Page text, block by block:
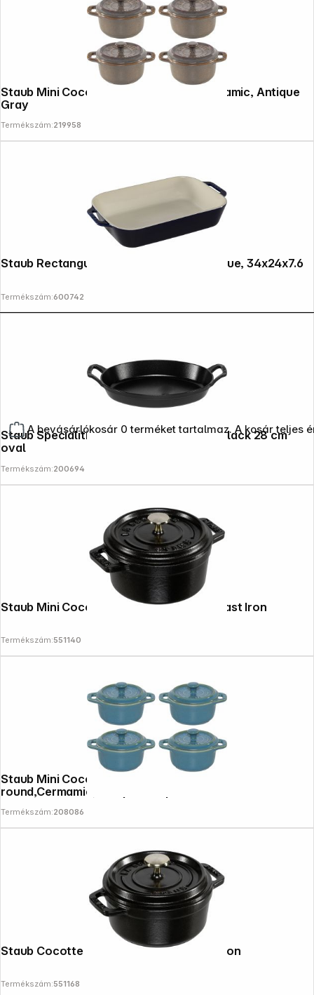
A bevásárlókosár 0 terméket tartalmaz. A kosár teljes
Staub Mini Cocotte Set 4-pc. round, Ceramic, Antique
Gray
Termékszám:219958
Staub Rectangular Dish Ceramic, Dark Blue, 34x24x7.6
Termékszám:600742
Staub Specialities Casserole Cast Iron, black 28 cm
oval
Termékszám:200694
Staub Mini Cocotte 10cm round Black, Cast Iron
Termékszám:551140
Staub Mini Cocotte Set 4-Piece
round,Cermamic,Antique Turquoise
Termékszám:208086
Staub Cocotte 12cm round Black, Cast Iron
Termékszám:551168